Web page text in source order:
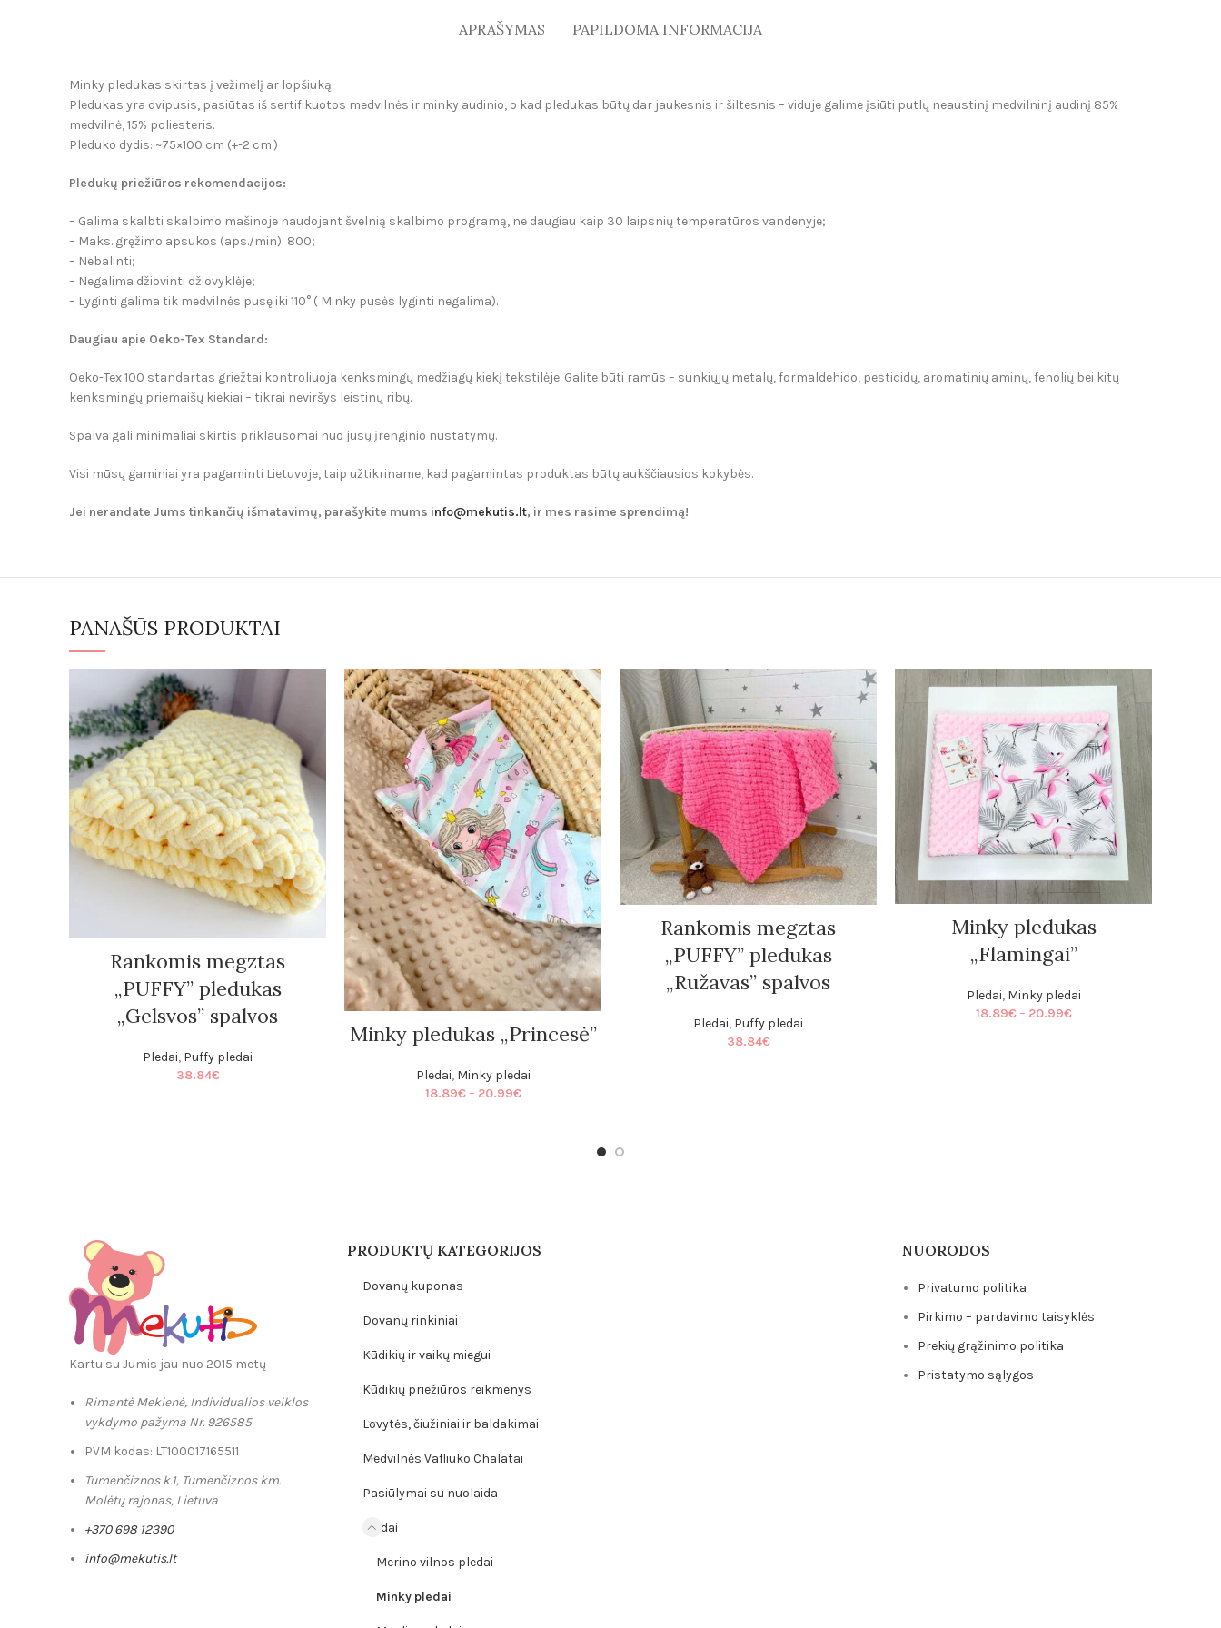
APRAŠYMAS PAPILDOMA INFORMACIJA
Minky pledukas skirtas į vežimėlį ar lopšiuką.
Pledukas yra dvipusis, pasiūtas iš sertifikuotos medvilnės ir minky audinio, o kad pledukas būtų dar jaukesnis ir šiltesnis – viduje galime įsiūti putlų neaustinį medvilninį audinį 85%
medvilnė, 15% poliesteris.
Pleduko dydis: ~75×100 cm (+-2 cm.)
Pledukų priežiūros rekomendacijos:
– Galima skalbti skalbimo mašinoje naudojant švelnią skalbimo programą, ne daugiau kaip 30 laipsnių temperatūros vandenyje;
­– Maks. gręžimo apsukos (aps./min): 800;
– Nebalinti;
– Negalima džiovinti džiovyklėje;
– Lyginti galima tik medvilnės pusę iki 110° ( Minky pusės lyginti negalima).
Daugiau apie Oeko-Tex Standard:
Oeko-Tex 100 standartas griežtai kontroliuoja kenksmingų medžiagų kiekį tekstilėje. Galite būti ramūs – sunkiųjų metalų, formaldehido, pesticidų, aromatinių aminų, fenolių bei kitų
kenksmingų priemaišų kiekiai – tikrai neviršys leistinų ribų.
Spalva gali minimaliai skirtis priklausomai nuo jūsų įrenginio nustatymų.
Visi mūsų gaminiai yra pagaminti Lietuvoje, taip užtikriname, kad pagamintas produktas būtų aukščiausios kokybės.
Jei nerandate Jums tinkančių išmatavimų, parašykite mums info@mekutis.lt, ir mes rasime sprendimą!
PANAŠŪS PRODUKTAI
Rankomis megztas
„PUFFY” pledukas
„Gelsvos” spalvos
Pledai, Puffy pledai
38.84€
Minky pledukas „Princesė”
Pledai, Minky pledai
18.89€ – 20.99€Price
Rankomis megztas
„PUFFY” pledukas
„Ružavas” spalvos
Pledai, Puffy pledai
38.84€
Minky pledukas
„Flamingai”
Pledai, Minky pledai
18.89€ – 20.99€Price
Kartu su Jumis jau nuo 2015 metų
Rimantė Mekienė, Individualios veiklos
vykdymo pažyma Nr. 926585
PVM kodas: LT100017165511
Tumenčiznos k.1, Tumenčiznos km.
Molėtų rajonas, Lietuva
+370 698 12390
info@mekutis.lt
PRODUKTŲ KATEGORIJOS
Dovanų kuponas
Dovanų rinkiniai
Kūdikių ir vaikų miegui
Kūdikių priežiūros reikmenys
Lovytės, čiužiniai ir baldakimai
Medvilnės Vafliuko Chalatai
Pasiūlymai su nuolaida
Pledai
Merino vilnos pledai
Minky pledai
NUORODOS
Privatumo politika
Pirkimo – pardavimo taisyklės
Prekių grąžinimo politika
Pristatymo sąlygos